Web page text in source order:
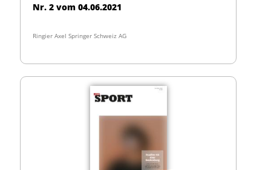
Nr. 2 vom 04.06.2021
Ringier Axel Springer Schweiz AG